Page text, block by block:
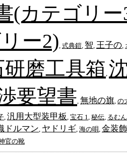
(カテゴリー
ー2) 式典鎧 智 王子の
研磨工具箱
要望書 無地の旗 の
汎用大型装甲板 宝石 1 秘伝 るむん
ドルマン ヤドリギ 海の唄 金装
官の靴